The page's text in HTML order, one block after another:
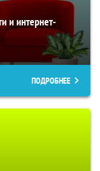
и интернет-
ПОДРОБНЕЕ